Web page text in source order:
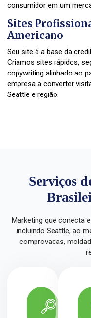
consumidor em um
Sites
Americano
Seu site é a base da
Criamos sites rápidos,
copywriting alinhado ao
empresa a converter
Seattle e região.
Serviços
Marketing que conecta
incluindo Seattle, ao
comprovadas,